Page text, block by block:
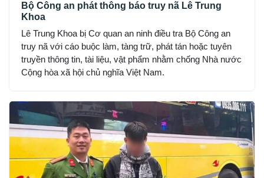
Bộ Công an phát thông báo truy nã Lê Trung
Khoa
Lê Trung Khoa bị Cơ quan an ninh điều tra Bộ Công an
truy nã với cáo buộc làm, tàng trữ, phát tán hoặc tuyên
truyền thông tin, tài liệu, vật phẩm nhằm chống Nhà nước
Cộng hòa xã hội chủ nghĩa Việt Nam.